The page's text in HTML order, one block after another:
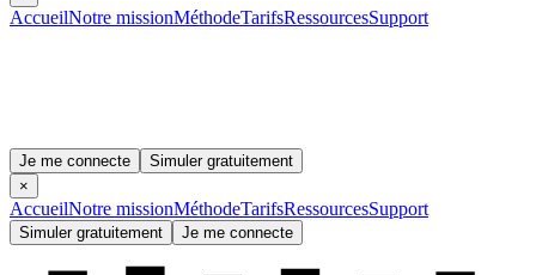
AccueilNotre missionMéthodeTarifsRessourcesSupport
Je me connecte
Simuler gratuitement
×
AccueilNotre missionMéthodeTarifsRessourcesSupport
Simuler gratuitement Je me connecte